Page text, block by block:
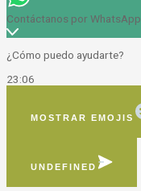
Contáctanos por WhatsApp
¿Cómo puedo ayudarte?
23:06
MOSTRAR EMOJIS
UNDEFINED